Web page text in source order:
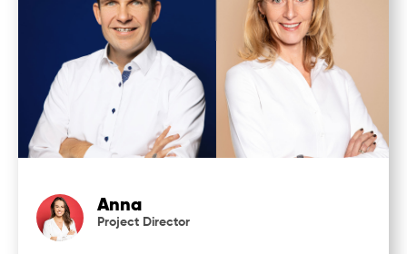
Anna
Project Director